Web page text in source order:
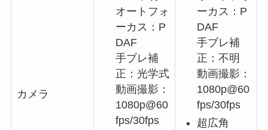
カメラ
オートフォ
ーカス：P
DAF
手ブレ補
正：光学式
動画撮影：
1080p@60
fps/30fps
ーカス：P
DAF
手ブレ補
正：不明
動画撮影：
1080p@60
fps/30fps
超広角